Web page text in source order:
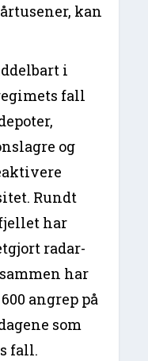
kan
i
fall
og
Rundt
har
radar-
har
angrep på
som
fall.